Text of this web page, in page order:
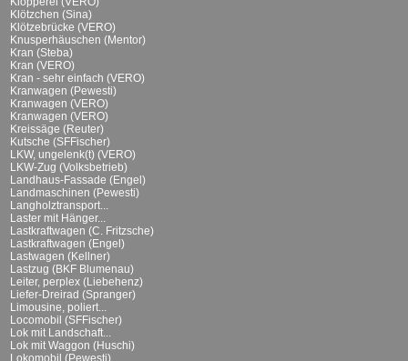
Klötzchen (Sina)
Klötzebrücke (VERO)
Knusperhäuschen (Mentor)
Kran (Steba)
Kran (VERO)
Kran - sehr einfach (VERO)
Kranwagen (Pewesti)
Kranwagen (VERO)
Kranwagen (VERO)
Kreissäge (Reuter)
Kutsche (SFFischer)
LKW, ungelenk(t) (VERO)
LKW-Zug (Volksbetrieb)
Landhaus-Fassade (Engel)
Landmaschinen (Pewesti)
Langholztransport...
Laster mit Hänger...
Lastkraftwagen (C. Fritzsche)
Lastkraftwagen (Engel)
Lastwagen (Kellner)
Lastzug (BKF Blumenau)
Leiter, perplex (Liebehenz)
Liefer-Dreirad (Spranger)
Limousine, poliert...
Locomobil (SFFischer)
Lok mit Landschaft...
Lok mit Waggon (Huschi)
Lokomobil (Pewesti)